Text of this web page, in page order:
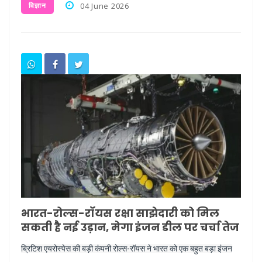
विज्ञान 04 June 2026
भारत-रोल्स-रॉयस रक्षा साझेदारी को मिल
सकती है नई उड़ान, मेगा इंजन डील पर चर्चा तेज
ब्रिटिश एयरोस्पेस की बड़ी कंपनी रोल्स-रॉयस ने भारत को एक बहुत बड़ा इंजन